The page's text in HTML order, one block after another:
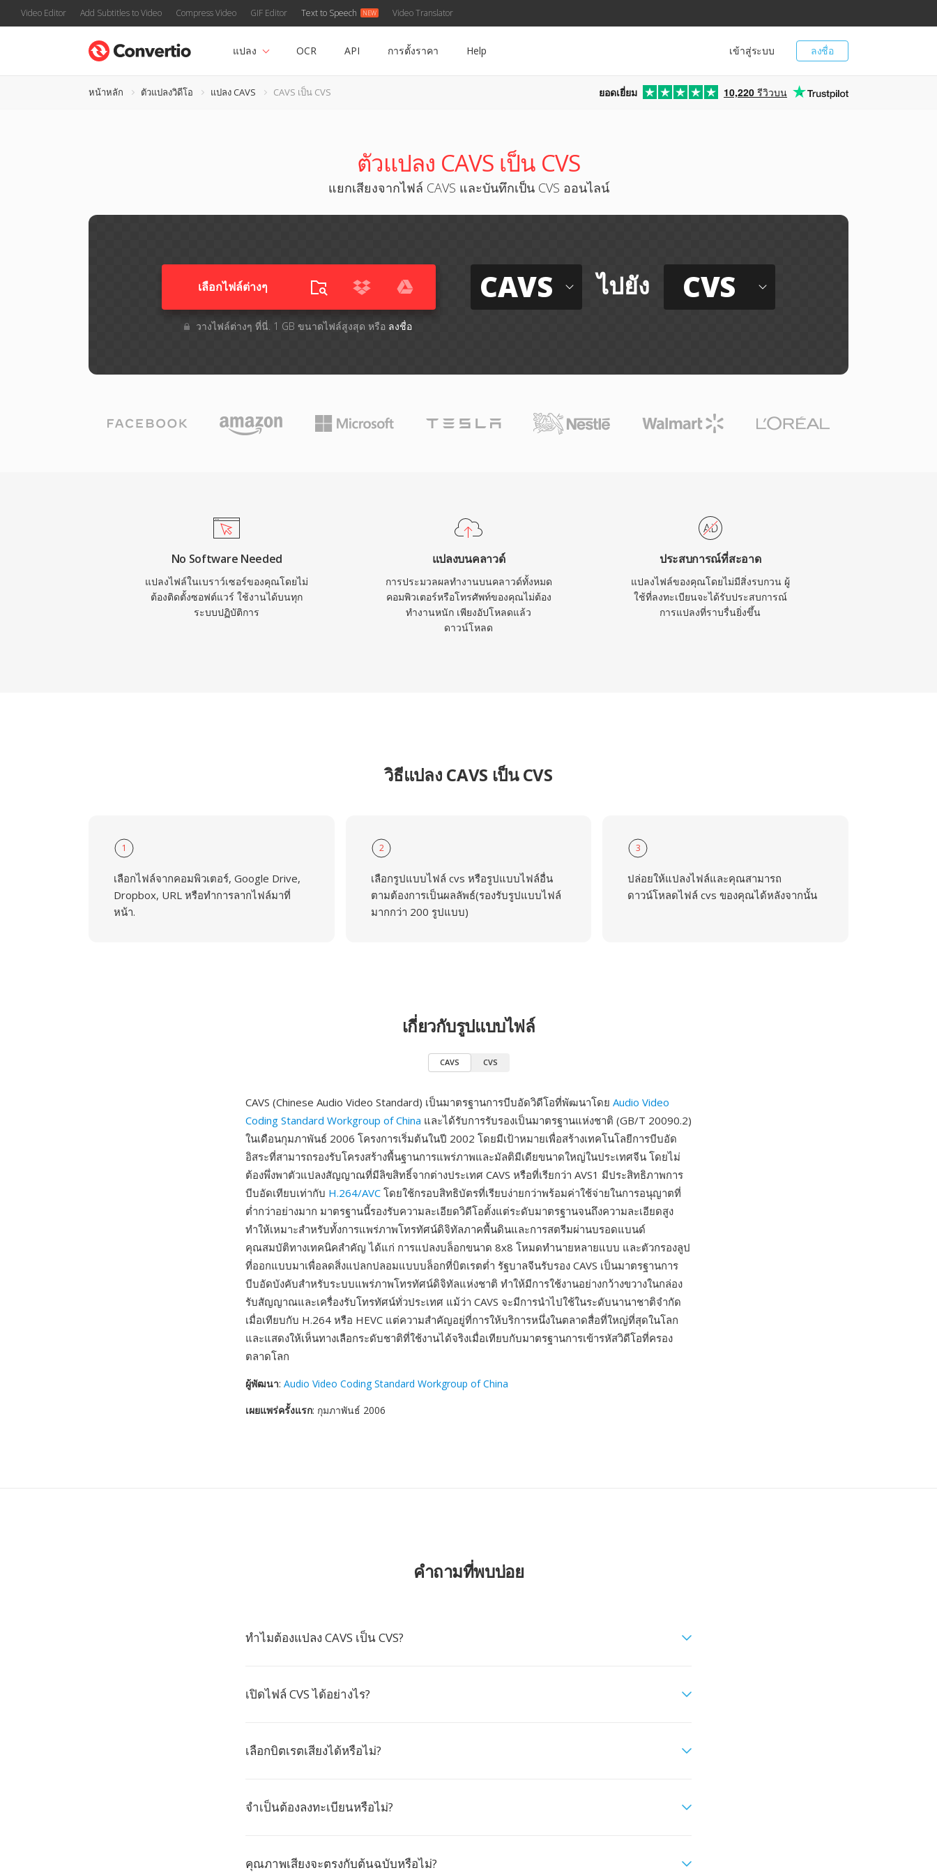
Video Editor Add Subtitles to Video Compress Video GIF Editor Text to Speech Video Translator
ลงชื่อ
เข้าสู่ระบบ
แปลง OCR API การตั้งราคา Help
หน้าหลัก ตัวแปลงวิดีโอ แปลง CAVS CAVS เป็น CVS ยอดเยี่ยม 10,220 รีวิวบน
ตัวแปลง CAVS เป็น CVS
แยกเสียงจากไฟล์ CAVS และบันทึกเป็น CVS ออนไลน์
เลือกไฟล์ต่างๆ​
วางไฟล์ต่างๆ​ ที่นี่. 1 GB ขนาดไฟล์สูงสุด หรือ ลงชื่อ
CAVS ไปยัง CVS
No Software Needed
แปลงไฟล์ในเบราว์เซอร์ของคุณโดยไม่
ต้องติดตั้งซอฟต์แวร์ ใช้งานได้บนทุก
ระบบปฏิบัติการ
แปลงบนคลาวด์
การประมวลผลทำงานบนคลาวด์ทั้งหมด
คอมพิวเตอร์หรือโทรศัพท์ของคุณไม่ต้อง
ทำงานหนัก เพียงอัปโหลดแล้ว
ดาวน์โหลด
ประสบการณ์ที่สะอาด
แปลงไฟล์ของคุณโดยไม่มีสิ่งรบกวน ผู้
ใช้ที่ลงทะเบียนจะได้รับประสบการณ์
การแปลงที่ราบรื่นยิ่งขึ้น
วิธีแปลง CAVS เป็น CVS
1
เลือกไฟล์จากคอมพิวเตอร์, Google Drive,
Dropbox, URL หรือทำการลากไฟล์มาที่
หน้า.
2
เลือกรูปแบบไฟล์ cvs หรือรูปแบบไฟล์อื่น
ตามต้องการเป็นผลลัพธ์(รองรับรูปแบบไฟล์
มากกว่า 200 รูปแบบ)
3
ปล่อยให้แปลงไฟล์และคุณสามารถ
ดาวน์โหลดไฟล์ cvs ของคุณได้หลังจากนั้น
เกี่ยวกับรูปแบบไฟล์
CAVS CVS
CAVS (Chinese Audio Video Standard) เป็นมาตรฐานการบีบอัดวิดีโอที่พัฒนาโดย Audio Video
Coding Standard Workgroup of China และได้รับการรับรองเป็นมาตรฐานแห่งชาติ (GB/T 20090.2)
ในเดือนกุมภาพันธ์ 2006 โครงการเริ่มต้นในปี 2002 โดยมีเป้าหมายเพื่อสร้างเทคโนโลยีการบีบอัด
อิสระที่สามารถรองรับโครงสร้างพื้นฐานการแพร่ภาพและมัลติมีเดียขนาดใหญ่ในประเทศจีน โดยไม่
ต้องพึ่งพาตัวแปลงสัญญาณที่มีลิขสิทธิ์จากต่างประเทศ CAVS หรือที่เรียกว่า AVS1 มีประสิทธิภาพการ
บีบอัดเทียบเท่ากับ H.264/AVC โดยใช้กรอบสิทธิบัตรที่เรียบง่ายกว่าพร้อมค่าใช้จ่ายในการอนุญาตที่
ต่ำกว่าอย่างมาก มาตรฐานนี้รองรับความละเอียดวิดีโอตั้งแต่ระดับมาตรฐานจนถึงความละเอียดสูง
ทำให้เหมาะสำหรับทั้งการแพร่ภาพโทรทัศน์ดิจิทัลภาคพื้นดินและการสตรีมผ่านบรอดแบนด์
คุณสมบัติทางเทคนิคสำคัญ ได้แก่ การแปลงบล็อกขนาด 8x8 โหมดทำนายหลายแบบ และตัวกรองลูป
ที่ออกแบบมาเพื่อลดสิ่งแปลกปลอมแบบบล็อกที่บิตเรตต่ำ รัฐบาลจีนรับรอง CAVS เป็นมาตรฐานการ
บีบอัดบังคับสำหรับระบบแพร่ภาพโทรทัศน์ดิจิทัลแห่งชาติ ทำให้มีการใช้งานอย่างกว้างขวางในกล่อง
รับสัญญาณและเครื่องรับโทรทัศน์ทั่วประเทศ แม้ว่า CAVS จะมีการนำไปใช้ในระดับนานาชาติจำกัด
เมื่อเทียบกับ H.264 หรือ HEVC แต่ความสำคัญอยู่ที่การให้บริการหนึ่งในตลาดสื่อที่ใหญ่ที่สุดในโลก
และแสดงให้เห็นทางเลือกระดับชาติที่ใช้งานได้จริงเมื่อเทียบกับมาตรฐานการเข้ารหัสวิดีโอที่ครอง
ตลาดโลก
ผู้พัฒนา: Audio Video Coding Standard Workgroup of China
เผยแพร่ครั้งแรก: กุมภาพันธ์ 2006
คำถามที่พบบ่อย
ทำไมต้องแปลง CAVS เป็น CVS?
เปิดไฟล์ CVS ได้อย่างไร?
เลือกบิตเรตเสียงได้หรือไม่?
จำเป็นต้องลงทะเบียนหรือไม่?
คุณภาพเสียงจะตรงกับต้นฉบับหรือไม่?